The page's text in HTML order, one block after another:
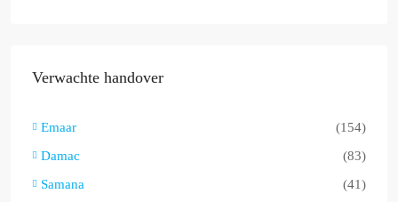
Verwachte handover
Emaar
(154)
Damac
(83)
Samana
(41)